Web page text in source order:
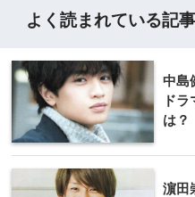
よく読まれている記
中島
ド
は？
濵田